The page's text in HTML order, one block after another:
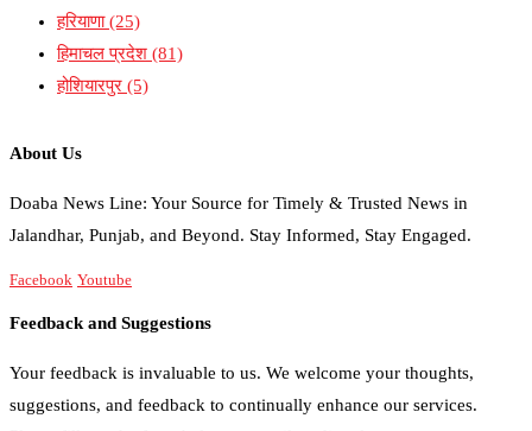
हरियाणा(25)
हिमाचल प्रदेश (81)
होशियारपुर (5)
About Us
Doaba News Line: Your Source for Timely & Trusted News in
Jalandhar, Punjab, and Beyond. Stay Informed, Stay Engaged.
Facebook Youtube
Feedback and Suggestions
Your feedback is invaluable to us. We welcome your thoughts,
suggestions, and feedback to continually enhance our services.